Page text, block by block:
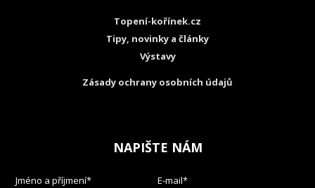
Topení-kořínek.cz
Tipy, novinky a články
Výstavy
Zásady ochrany osobních údajů
NAPIŠTE NÁM
Jméno a příjmení* E-mail*